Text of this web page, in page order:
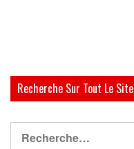
Recherche Sur Tout Le Site